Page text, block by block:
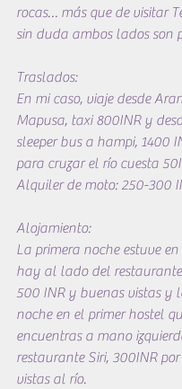
rocas… más que de visitar
sin duda ambos lados son
Traslados:
En mi caso, viaje desde
Mapusa, taxi 800INR y
sleeper bus a hampi, 1400
para cruzar el río cuesta
Alquiler de moto: 250-300
Alojamiento:
La primera noche estuve
hay al lado del
500 INR y buenas vistas y
noche en el primer hostel
encuentras a mano
restaurante Siri, 300INR
vistas al río.